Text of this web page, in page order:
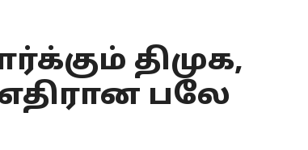
திமுக,
பலே